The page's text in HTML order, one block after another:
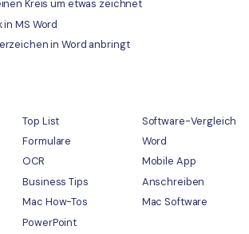
Kreis um etwas zeichnet
in MS Word
in Word anbringt
Top List
Software-Vergleich
Formulare
Word
OCR
Mobile App
Business Tips
Anschreiben
Mac How-Tos
Mac Software
PowerPoint